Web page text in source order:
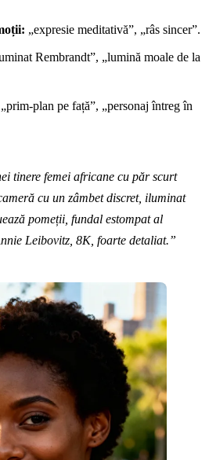
„expresie meditativă”, „râs sincer”.
Rembrandt”, „lumină moale de la
„prim-plan pe față”, „personaj întreg în
tinere femei africane cu păr scurt
cu un zâmbet discret, iluminat
pomeții, fundal estompat al
Leibovitz, 8K, foarte detaliat.”